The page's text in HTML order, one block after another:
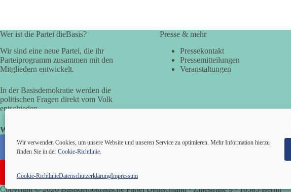
Wir verwenden Cookies, um unsere Website und unseren Service zu optimieren. Mehr Information hierzu
finden Sie in der Cookie-Richtlinie.
Cookie-RichtlinieDatenschutzerklärungImpressum
Wer ist die Partei dieBasis?
Wir sind eine neue Partei, die ihr
Parteiprogramm zusammen mit den
Mitgliedern entwickelt.
In der Basisdemokratie werden die
politischen Fragen direkt vom Volk
entschieden.
Wir alle sind die Basis!
Presse & mehr
Pressekontakt
Pressemitteilungen
Veranstaltungen
Copyright © 2026 Basisdemokratische Partei Deutschland · Zillestraße 9 · 10585 Berlin